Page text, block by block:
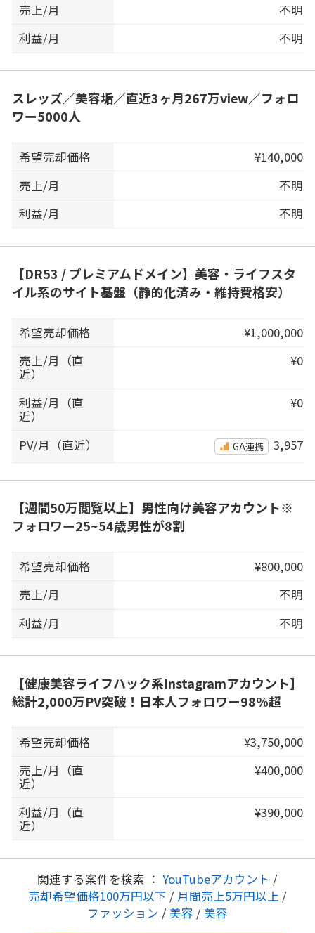
売上/月
不明
利益/月
不明
スレッズ／美容垢／直近3ヶ月267万view／フォロ
ワー5000人
希望売却価格
¥140,000
売上/月
不明
利益/月
不明
【DR53 / プレミアムドメイン】美容・ライフスタ
イル系のサイト基盤（静的化済み・維持費格安）
希望売却価格
¥1,000,000
売上/月（直
近）
¥0
利益/月（直
近）
¥0
PV/月（直近） GA連携 3,957
【週間50万閲覧以上】男性向け美容アカウント※
フォロワー25~54歳男性が8割
希望売却価格
¥800,000
売上/月
不明
利益/月
不明
【健康美容ライフハック系Instagramアカウント】
総計2,000万PV突破！日本人フォロワー98%超
希望売却価格
¥3,750,000
売上/月（直
近）
¥400,000
利益/月（直
近）
¥390,000
関連する案件を検索 ： YouTubeアカウント /
売却希望価格100万円以下 / 月間売上5万円以上 /
ファッション / 美容 / 美容